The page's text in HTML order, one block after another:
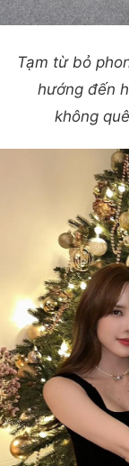
Tạm từ bỏ
hướng đến
không